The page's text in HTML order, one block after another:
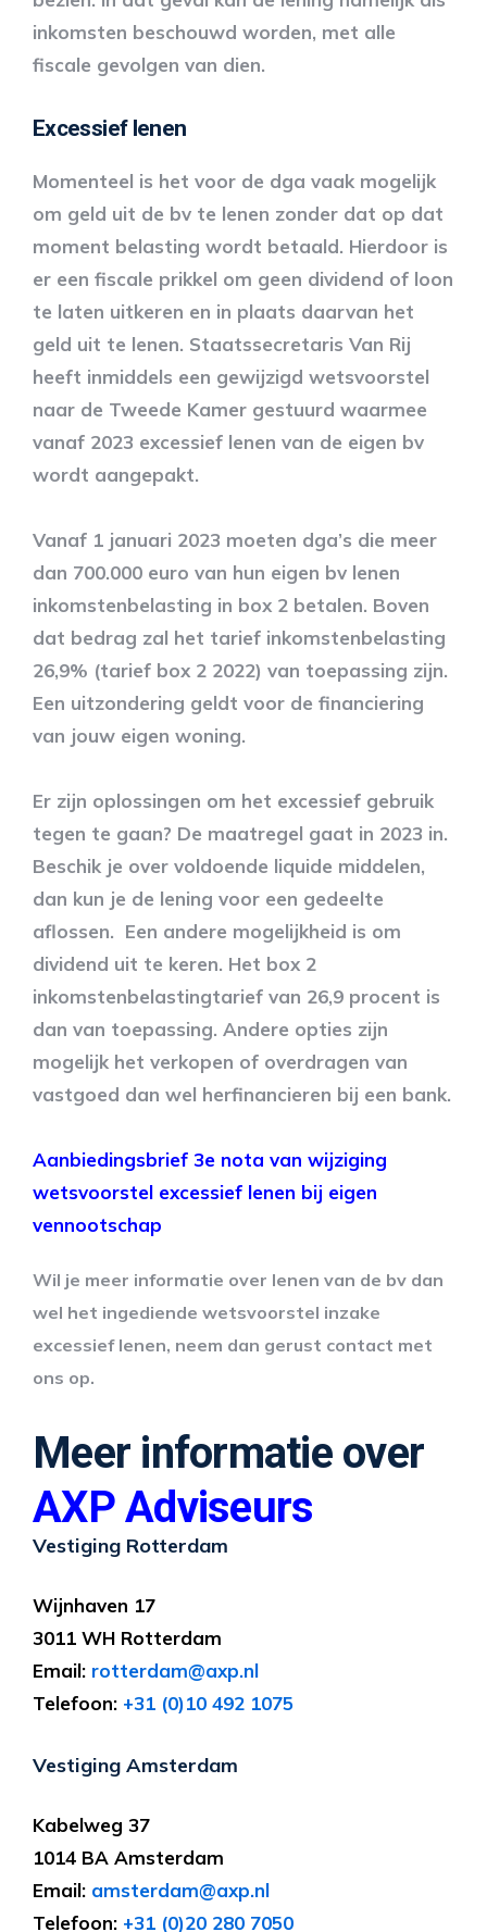
inkomsten beschouwd worden, met alle
fiscale gevolgen van dien.
Excessief lenen
Momenteel is het voor de dga vaak mogelijk
om geld uit de bv te lenen zonder dat op dat
moment belasting wordt betaald. Hierdoor is
er een fiscale prikkel om geen dividend of loon
te laten uitkeren en in plaats daarvan het
geld uit te lenen. Staatssecretaris Van Rij
heeft inmiddels een gewijzigd wetsvoorstel
naar de Tweede Kamer gestuurd waarmee
vanaf 2023 excessief lenen van de eigen bv
wordt aangepakt.
Vanaf 1 januari 2023 moeten dga’s die meer
dan 700.000 euro van hun eigen bv lenen
inkomstenbelasting in box 2 betalen. Boven
dat bedrag zal het tarief inkomstenbelasting
26,9% (tarief box 2 2022) van toepassing zijn.
Een uitzondering geldt voor de financiering
van jouw eigen woning.
Er zijn oplossingen om het excessief gebruik
tegen te gaan? De maatregel gaat in 2023 in.
Beschik je over voldoende liquide middelen,
dan kun je de lening voor een gedeelte
aflossen. Een andere mogelijkheid is om
dividend uit te keren. Het box 2
inkomstenbelastingtarief van 26,9 procent is
dan van toepassing. Andere opties zijn
mogelijk het verkopen of overdragen van
vastgoed dan wel herfinancieren bij een bank.
Aanbiedingsbrief 3e nota van wijziging
wetsvoorstel excessief lenen bij eigen
vennootschap
Wil je meer informatie over lenen van de bv dan
wel het ingediende wetsvoorstel inzake
excessief lenen, neem dan gerust contact met
ons op.
Meer informatie over
AXP Adviseurs
Vestiging Rotterdam
Wijnhaven 17
3011 WH Rotterdam
Email: rotterdam@axp.nl
Telefoon: +31 (0)10 492 1075
Vestiging Amsterdam
Kabelweg 37
1014 BA Amsterdam
Email: amsterdam@axp.nl
Telefoon: +31 (0)20 280 7050